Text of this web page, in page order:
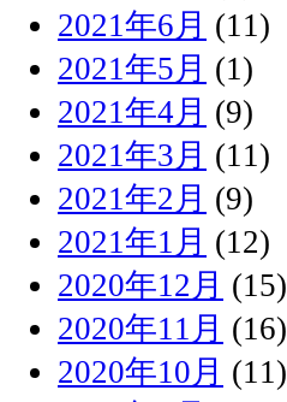
2021年6月 (11)
2021年5月 (1)
2021年4月 (9)
2021年3月 (11)
2021年2月 (9)
2021年1月 (12)
2020年12月 (15)
2020年11月 (16)
2020年10月 (11)